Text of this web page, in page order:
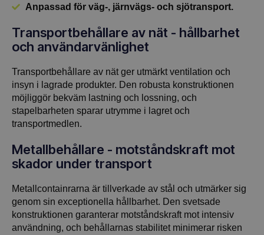
Anpassad för väg-, järnvägs- och sjötransport.
Transportbehållare av nät - hållbarhet
och användarvänlighet
Transportbehållare av nät ger utmärkt ventilation och
insyn i lagrade produkter. Den robusta konstruktionen
möjliggör bekväm lastning och lossning, och
stapelbarheten sparar utrymme i lagret och
transportmedlen.
Metallbehållare - motståndskraft mot
skador under transport
Metallcontainrarna är tillverkade av stål och utmärker sig
genom sin exceptionella hållbarhet. Den svetsade
konstruktionen garanterar motståndskraft mot intensiv
användning, och behållarnas stabilitet minimerar risken